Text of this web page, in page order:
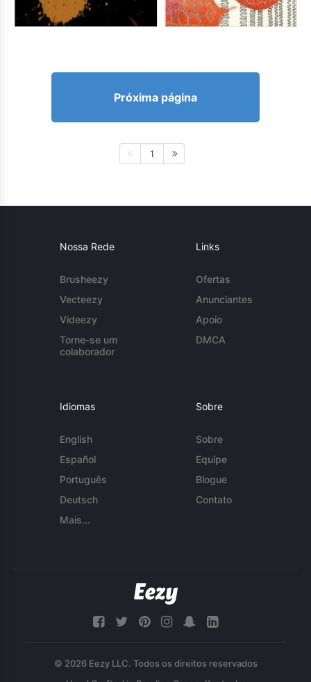
Próxima página
1
Nossa Rede
Brusheezy
Vecteezy
Videezy
Torne-se um
colaborador
Links
Ofertas
Anunciantes
Apoio
DMCA
Idiomas
English
Español
Português
Deutsch
Mais...
Sobre
Sobre
Equipe
Blogue
Contato
© 2026 Eezy LLC. Todos os direitos reservados